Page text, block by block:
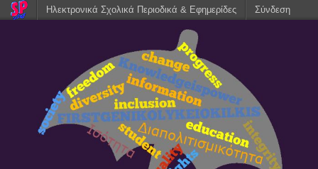
Ηλεκτρονικά Σχολικά Περιοδικά & Εφημερίδες Σύνδεση